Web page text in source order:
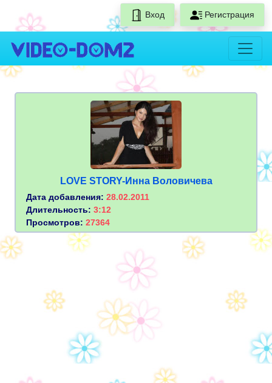
Вход Регистрация
LOVE STORY-Инна Воловичева
Дата добавления: 28.02.2011
Длительность: 3:12
Просмотров: 27364